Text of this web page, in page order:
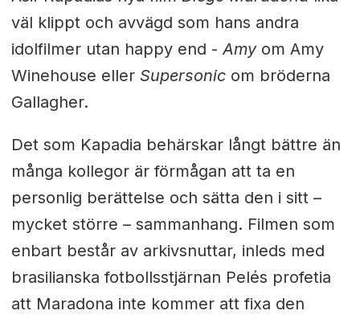
väl klippt och avvägd som hans andra
idolfilmer utan happy end - Amyom Amy
Winehouse eller Supersonic om bröderna
Gallagher.
Det som Kapadia behärskar långt bättre än
många kollegor är förmågan att ta en
personlig berättelse och sätta den i sitt –
mycket större ­– sammanhang. Filmen som
enbart består av arkivsnuttar, inleds med
brasilianska fotbollsstjärnan Pelés profetia
att Maradona inte kommer att fixa den